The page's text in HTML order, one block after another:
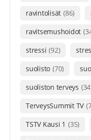
ravintolisät (86)
ravitsemushoidot
stressi (92)
suolisto (70)
suoliston terveys
TerveysSummit TV
TSTV Kausi 1 (35)